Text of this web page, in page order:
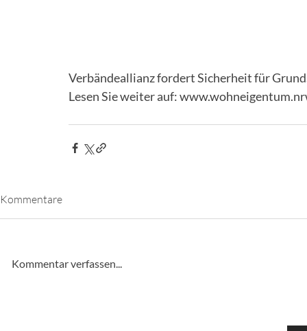
Verbändeallianz fordert Sicherheit für
Lesen Sie weiter auf:
Kommentare
Kommentar verfassen...